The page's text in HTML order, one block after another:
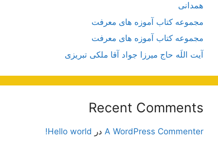
همدانی
مجموعه کتاب آموزه های معرفت
مجموعه کتاب آموزه های معرفت
آیت اللَه حاج میرزا جواد آقا ملکی تبریزی
Recent Comments
A WordPress Commenter در Hello world!